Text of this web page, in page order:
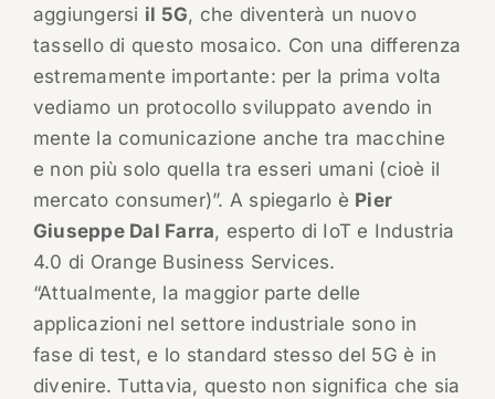
aggiungersi il 5G, che diventerà un nuovo
tassello di questo mosaico. Con una differenza
estremamente importante: per la prima volta
vediamo un protocollo sviluppato avendo in
mente la comunicazione anche tra macchine
e non più solo quella tra esseri umani (cioè il
mercato consumer)”. A spiegarlo è Pier
Giuseppe Dal Farra, esperto di IoT e Industria
4.0 di Orange Business Services.
“Attualmente, la maggior parte delle
applicazioni nel settore industriale sono in
fase di test, e lo standard stesso del 5G è in
divenire. Tuttavia, questo non significa che sia